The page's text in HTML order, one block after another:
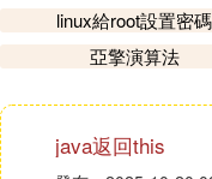
第二種方式，針對
例進行庫備份，回滾
第一種方式：直接
linux給root設置密碼
亞擎演算法
java返回this